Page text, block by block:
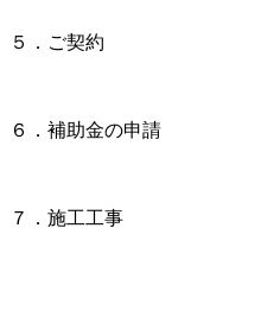
５．ご契約
６．補助金の申請
７．施工工事